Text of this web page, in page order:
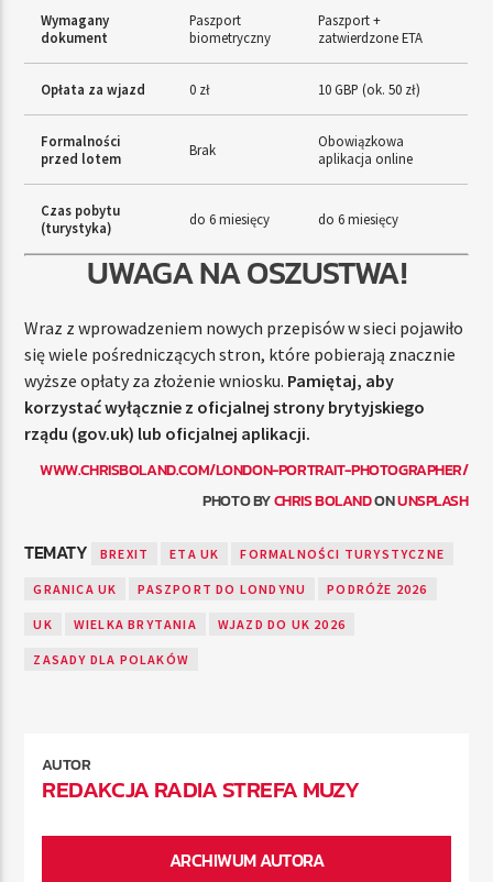
Wymagany
dokument
Paszport
biometryczny
Paszport +
zatwierdzone ETA
Opłata za wjazd 0 zł 10 GBP (ok. 50 zł)
Formalności
przed lotem
Brak
Obowiązkowa
aplikacja online
Czas pobytu
(turystyka)
do 6 miesięcy do 6 miesięcy
UWAGA NA OSZUSTWA!
Wraz z wprowadzeniem nowych przepisów w sieci pojawiło
się wiele pośredniczących stron, które pobierają znacznie
wyższe opłaty za złożenie wniosku. Pamiętaj, aby
korzystać wyłącznie z oficjalnej strony brytyjskiego
rządu (gov.uk) lub oficjalnej aplikacji.
WWW.CHRISBOLAND.COM/LONDON-PORTRAIT-PHOTOGRAPHER/
PHOTO BYCHRIS BOLANDONUNSPLASH
TEMATY BREXIT ETA UK FORMALNOŚCI TURYSTYCZNE
GRANICA UK PASZPORT DO LONDYNU PODRÓŻE 2026
UK WIELKA BRYTANIA WJAZD DO UK 2026
ZASADY DLA POLAKÓW
AUTOR
REDAKCJA RADIA STREFA MUZY
ARCHIWUM AUTORA